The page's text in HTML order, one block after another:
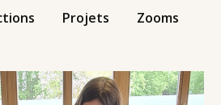
s Projets Zooms